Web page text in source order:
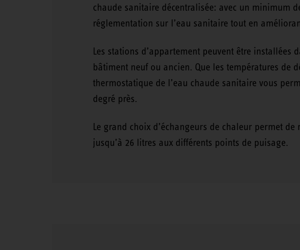
chaude sanitaire décentralisée: avec un minimum
réglementation sur l’eau sanitaire tout en
Les stations d’appartement peuvent être installées
bâtiment neuf ou ancien. Que les températures de
thermostatique de l’eau chaude sanitaire vous
degré près.
Le grand choix d’échangeurs de chaleur permet
jusqu’à 26 litres aux différents points de puisage.